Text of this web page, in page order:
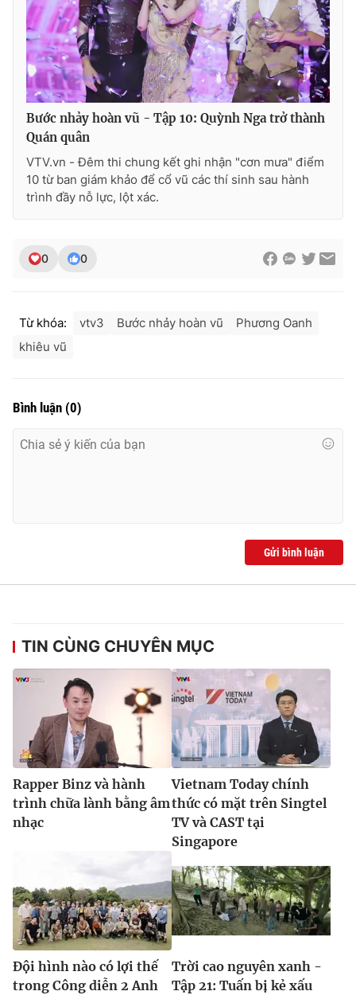
Ðiện thoại Thời báo VTV: 024.66 897 897
Email: toasoan@vtv.vn
Liên hệ quảng cáo:024-7300.7108
Bước nhảy hoàn vũ - Tập 10: Quỳnh Nga trở thành
Quán quân
VTV.vn - Đêm thi chung kết ghi nhận "cơn mưa" điểm
10 từ ban giám khảo để cổ vũ các thí sinh sau hành
trình đầy nỗ lực, lột xác.
0 0
Từ khóa: vtv3 Bước nhảy hoàn vũ
Phương Oanh
khiêu vũ
Bình luận (0)
Gửi bình luận
TIN CÙNG CHUYÊN MỤC
Rapper Binz và hành
trình chữa lành bằng âm
nhạc
Vietnam Today chính
thức có mặt trên Singtel
TV và CAST tại
Singapore
Đội hình nào có lợi thế
trong Công diễn 2 Anh
Trời cao nguyên xanh -
Tập 21: Tuấn bị kẻ xấu